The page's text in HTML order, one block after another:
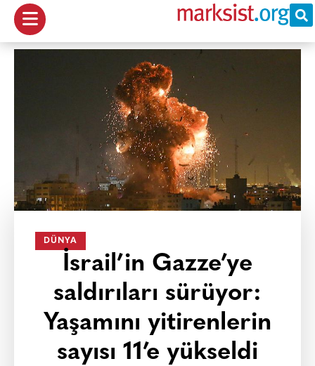
DÜNYA
İsrail’in Gazze’ye
saldırıları sürüyor:
Yaşamını yitirenlerin
sayısı 11’e yükseldi